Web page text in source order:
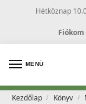
Hétköznap
Fiókom
MENÜ
Kezdőlap / Könyv /